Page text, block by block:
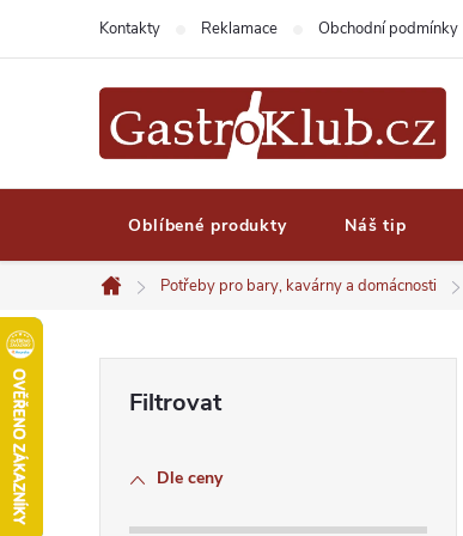
Kontakty Reklamace Obchodní podmínky
Oblíbené produkty Náš tip
Domů
Potřeby pro bary, kavárny a domácnosti
Dle ceny